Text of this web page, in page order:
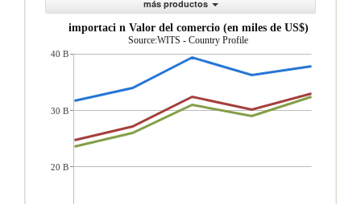
más productos
importaci n Valor del comercio (en miles de US$)
Source:WITS - Country Profile
40 B
30 B
20 B